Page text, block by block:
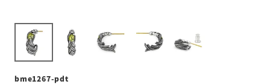
bme1267-pdt